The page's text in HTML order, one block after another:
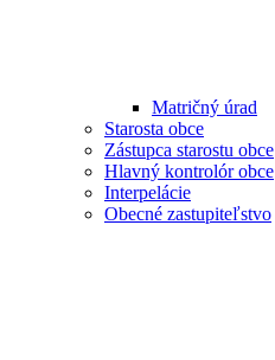
Matričný úrad
Starosta obce
Zástupca starostu obce
Hlavný kontrolór obce
Interpelácie
Obecné zastupiteľstvo